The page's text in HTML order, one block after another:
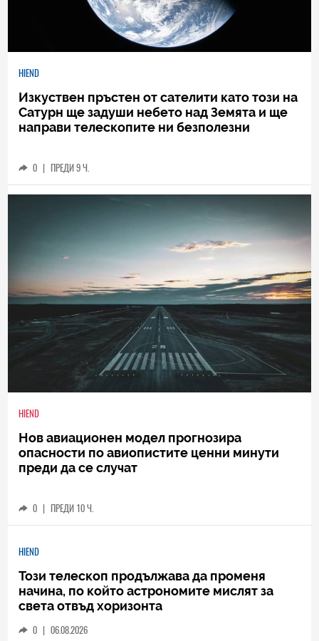
HIEND
Изкуствен пръстен от сателити като този на
Сатурн ще задуши небето над Земята и ще
направи телескопите ни безполезни
0 | ПРЕДИ 9 Ч.
HIEND
Нов авиационен модел прогнозира
опасности по авиопистите ценни минути
преди да се случат
0 | ПРЕДИ 10 Ч.
HIEND
Този телескоп продължава да променя
начина, по който астрономите мислят за
света отвъд хоризонта
0 | 06.08.2026